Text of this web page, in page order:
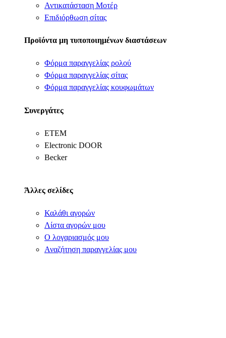
Αντικατάσταση Μοτέρ
Επιδιόρθωση σίτας
Προϊόντα μη τυποποιημένων διαστάσεων
Φόρμα παραγγελίας ρολού
Φόρμα παραγγελίας σίτας
Φόρμα παραγγελίας κουφωμάτων
Συνεργάτες
ΕΤΕΜ
Electronic DOOR
Becker
Άλλες σελίδες
Καλάθι αγορών
Λίστα αγορών μου
Ο λογαριασμός μου
Αναζήτηση παραγγελίας μου